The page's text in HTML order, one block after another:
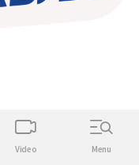
ДУБОКО
говор у
Video Menu